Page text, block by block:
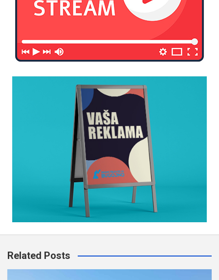
Related Posts